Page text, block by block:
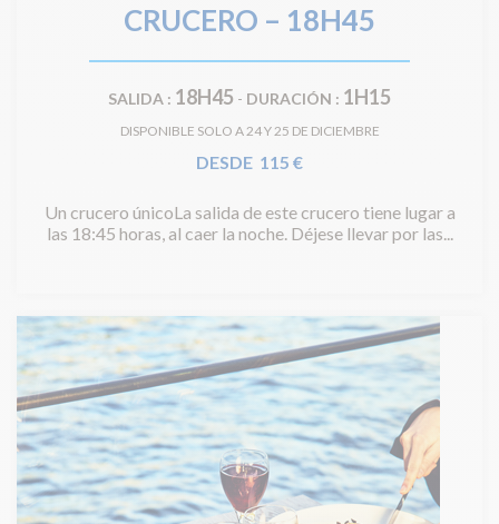
CRUCERO – 18H45
SALIDA : 18H45 - DURACIÓN : 1H15
DISPONIBLE SOLO A 24 Y 25 DE DICIEMBRE
DESDE 115 €
Un crucero únicoLa salida de este crucero tiene lugar a
las 18:45 horas, al caer la noche. Déjese llevar por las...